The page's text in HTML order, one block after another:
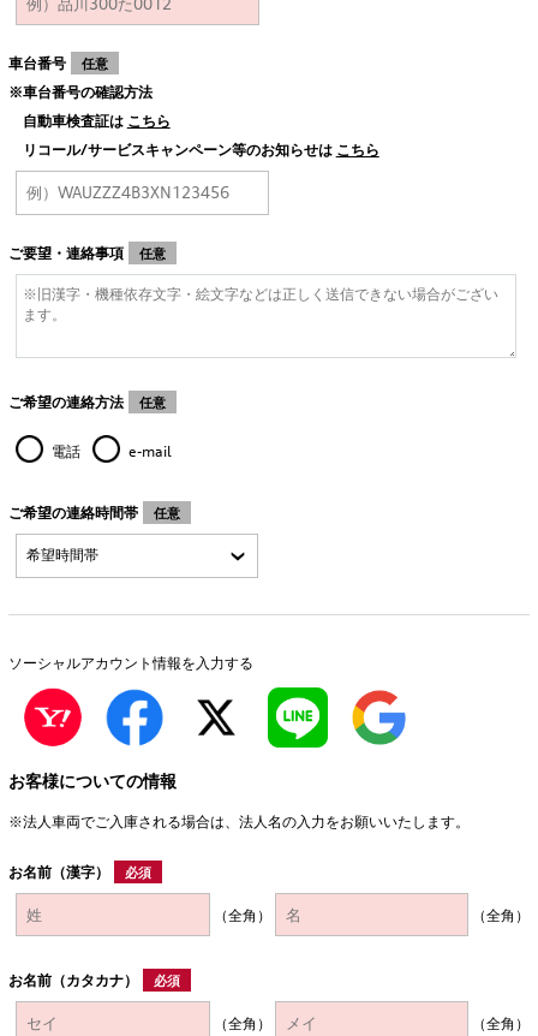
車台番号 任意
※車台番号の確認方法
自動車検査証は こちら
リコール/サービスキャンペーン等のお知らせは こちら
ご要望・連絡事項 任意
ご希望の連絡方法 任意
電話 e-mail
ご希望の連絡時間帯 任意
ソーシャルアカウント情報を入力する
お客様についての情報
※法人車両でご入庫される場合は、法人名の入力をお願いいたします。
お名前（漢字） 必須
（全角） （全角）
お名前（カタカナ） 必須
（全角） （全角）